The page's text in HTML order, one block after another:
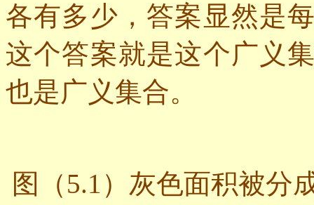
各有多少，答案显然是
这个答案就是这个广义
也是广义集合。
图（5.1 ）灰色面积被分